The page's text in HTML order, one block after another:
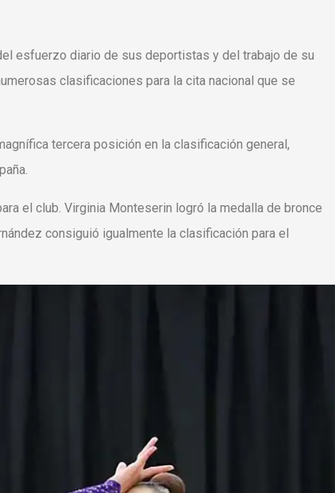
esfuerzo diario de sus deportistas y del trabajo de su
clasificaciones para la cita nacional que se
tercera posición en la clasificación general,
el club. Virginia Monteserin logró la medalla de bronce
consiguió igualmente la clasificación para el